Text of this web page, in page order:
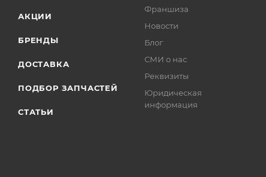
АКЦИИ
БРЕНДЫ
ДОСТАВКА
ПОДБОР ЗАПЧАСТЕЙ
СТАТЬИ
Франшиза
Новости
Блог
СМИ о нас
Реквизиты
Юридическая
информация